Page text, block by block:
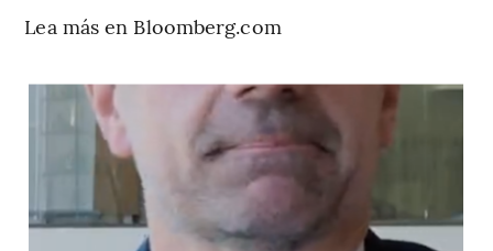
Lea más en Bloomberg.com